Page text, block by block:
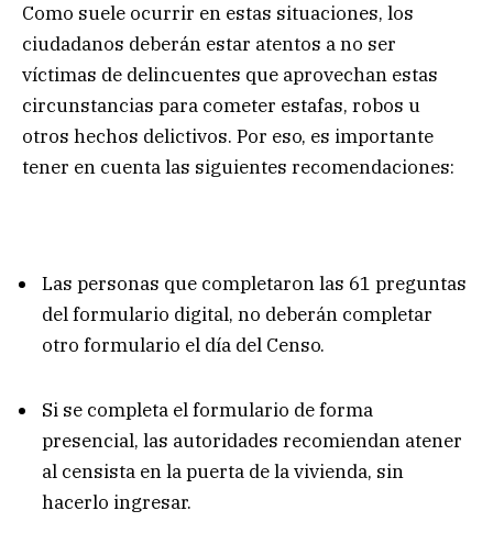
Como suele ocurrir en estas situaciones, los
ciudadanos deberán estar atentos a no ser
víctimas de delincuentes que aprovechan estas
circunstancias para cometer estafas, robos u
otros hechos delictivos. Por eso, es importante
tener en cuenta las siguientes recomendaciones:
Las personas que completaron las 61 preguntas
del formulario digital, no deberán completar
otro formulario el día del Censo.
Si se completa el formulario de forma
presencial, las autoridades recomiendan atener
al censista en la puerta de la vivienda, sin
hacerlo ingresar.